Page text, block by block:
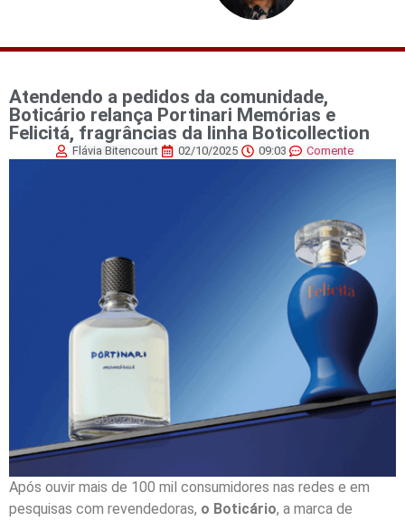
Atendendo a pedidos da comunidade,
Boticário relança Portinari Memórias e
Felicitá, fragrâncias da linha Boticollection
Flávia Bitencourt 02/10/2025 09:03 Comente
Após ouvir mais de 100 mil consumidores nas redes e em
pesquisas com revendedoras, o Boticário, a marca de